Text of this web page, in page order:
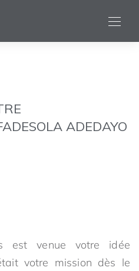
ADEDAYO
est venue votre idée
votre mission dès le